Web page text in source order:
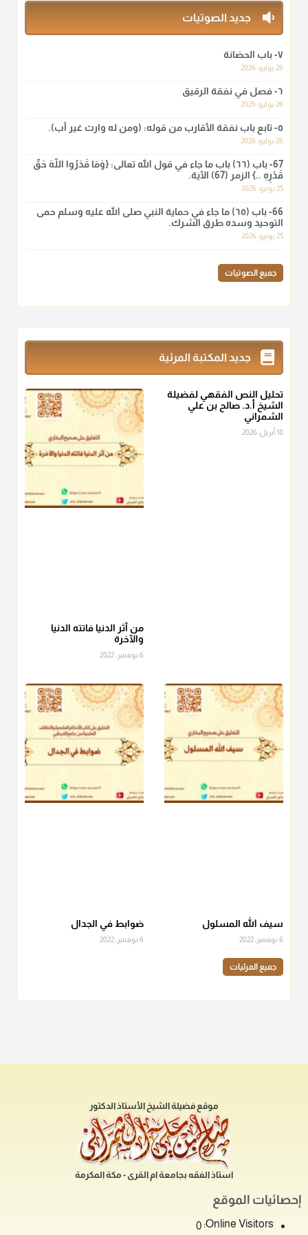
منذ 3 شهر
لا أعلم لدعاء ختم القرآن في الصلاة أصلاً صحيحاً يعتمد عليه من سنة
الرسول صلى الله عليه وسلّم، ولا من عمل الصحابة رضي الله
منذ 3 شهر
أ.د. صالح الشمراني
نرى اليوم بأبصارنا بعض ما رأى العلماء ببصائرهم: "والرافضة ليس
لهم سعي إلا في هدم الإسلام و نقض عراه...فأيامهم في الإسلام
كلها سود" ابن تيمية.
أ.د. صالح الشمراني
المعتدلين غير مقبوضتين ولا مبسوطتين أربع مرات من الرز أو البر
أو التمر أو اللحم
منذ 3 شهر
، فإلم يعلم إلا بعد ذلك لم تجزه لقولهﷺ:
الصاع..فمن شق عليه إخراج الطعام هذه الأيام وأراد إخراج القيمة
أ.د. صالح الشمراني
دفعزكاة الفطرللمسكين القريب صدقة وصلة وهو أفضل من
دفعها للبعيد ولا تغرك مظاهر ووظائف بعض الأقارب فإن
منذ 3 شهر
جديد الصوتيات
٧- باب الحضانة
26 يوليو، 2026
٦- فصل في نفقة الرقيق
26 يوليو، 2026
٥- تابع باب نفقة الأقارب من قوله: (ومن له وارث غير أب).
26 يوليو، 2026
67- باب (٦٦) باب ما جاء في قول الله تعالى: {وَمَا قَدَرُوا اللَّهَ حَقَّ
قَدْرِهِ ..} الزمر (67) الآية.
25 يونيو، 2026
66- باب (٦٥) ما جاء في حماية النبي صلى الله عليه وسلم حمى
التوحيد وسده طرق الشرك.
25 يونيو، 2026
جميع الصوتيات
جديد المكتبة المرئية
تحليل النص الفقهي لفضيلة
الشيخ أ.د. صالح بن علي
الشمراني
18 أبريل، 2026
من آثر الدنيا فاتته الدنيا
والآخرة
6 نوفمبر، 2022
سيف الله المسلول
6 نوفمبر، 2022
ضوابط في الجدال
6 نوفمبر، 2022
جميع المرئيات
موقع فضيلة الشيخ الأستاذ الدكتور
استاذ الفقه بجامعة ام القرى - مكة المكرمة
إحصائيات الموقع
Online Visitors:
0